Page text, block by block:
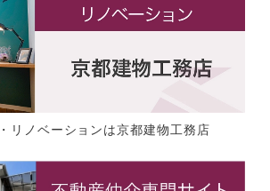
リノベーションは京都建物工務店